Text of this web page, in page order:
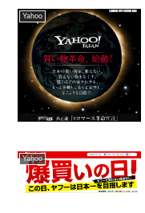
Yahoo
Yahoo